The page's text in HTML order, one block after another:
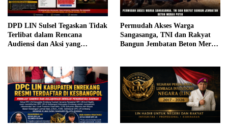
DPD LIN Sulsel Tegaskan Tidak
Terlibat dalam Rencana
Audiensi dan Aksi yang
Permudah Akses Warga
Sangasanga, TNI dan Rakyat
Bangun Jembatan Beton Merah